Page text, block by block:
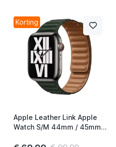
Korting
Apple Leather Link Apple
Watch S/M 44mm / 45mm /